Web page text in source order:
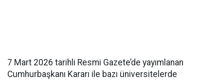
7 Mart 2026 tarihli Resmi Gazete’de yayımlanan
Cumhurbaşkanı Kararı ile bazı üniversitelerde